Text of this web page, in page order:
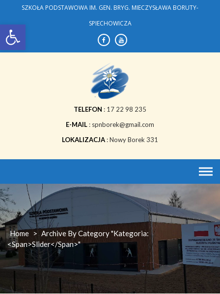
Open toolbar
content
SZKOŁA PODSTAWOWA IM. GEN. BRYG. MIECZYSŁAWA BORUTY-
SPIECHOWICZA
TELEFON
17 22 98 235
E-MAIL
spnborek@gmail.com
LOKALIZACJA Nowy Borek 331
Home > Archive By Category "Kategoria:
<span>Slider</span>"